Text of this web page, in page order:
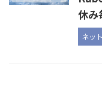
休み
ネッ